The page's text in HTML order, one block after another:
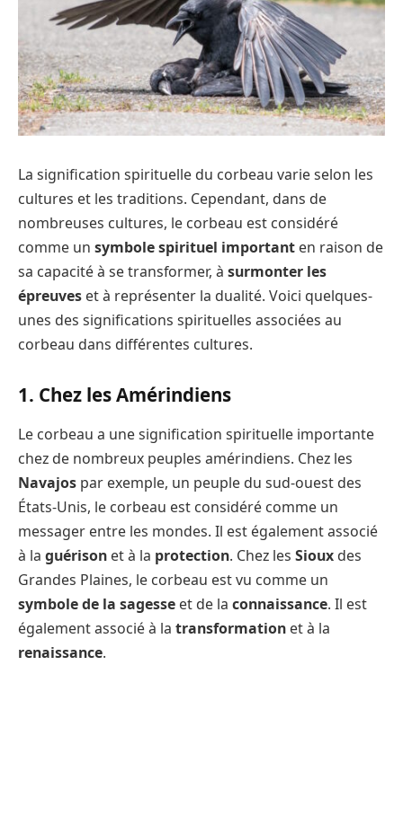
La signification spirituelle du corbeau varie selon les
cultures et les traditions. Cependant, dans de
nombreuses cultures, le corbeau est considéré
comme un symbole spirituel important en raison de
sa capacité à se transformer, à surmonter les
épreuves et à représenter la dualité. Voici quelques-
unes des significations spirituelles associées au
corbeau dans différentes cultures.
1. Chez les Amérindiens
Le corbeau a une signification spirituelle importante
chez de nombreux peuples amérindiens. Chez les
Navajos par exemple, un peuple du sud-ouest des
États-Unis, le corbeau est considéré comme un
messager entre les mondes. Il est également associé
à la guérison et à la protection. Chez les Sioux des
Grandes Plaines, le corbeau est vu comme un
symbole de la sagesse et de la connaissance. Il est
également associé à la transformation et à la
renaissance.